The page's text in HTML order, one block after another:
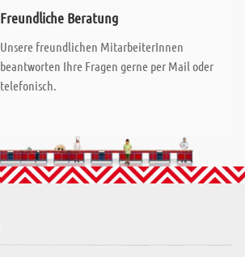
Freundliche Beratung
Unsere freundlichen MitarbeiterInnen
beantworten Ihre Fragen gerne per Mail oder
telefonisch.